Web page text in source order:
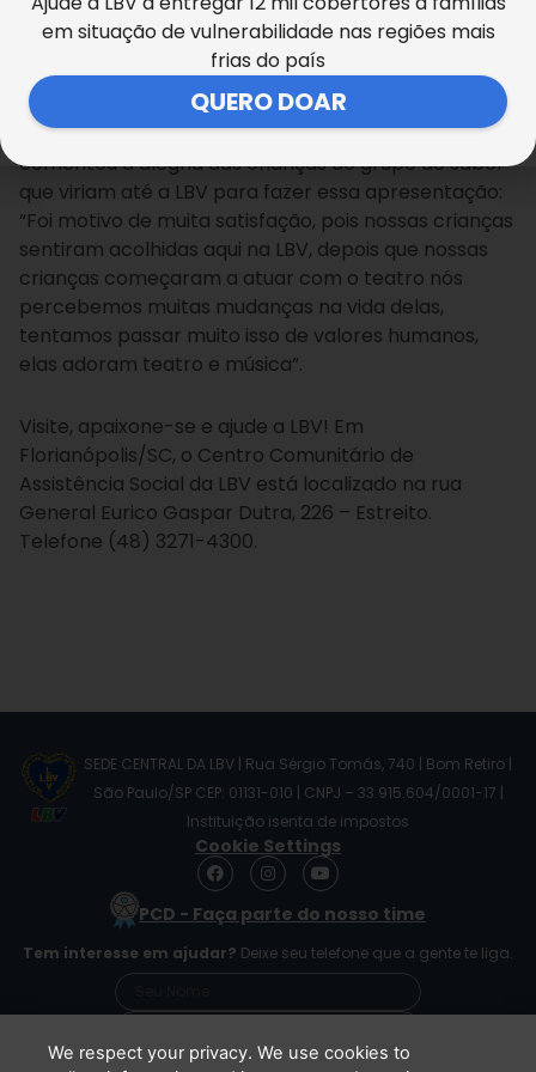
mostrando que tudo pode ser modificado, só
depende de nós”, ressaltou a educadora social da
LBV, Fernanda da Silva.
A diretora do grupo CEAFIS, Maria do Carmo Pereira,
comentou a alegria das crianças do grupo ao saber
que viriam até a LBV para fazer essa apresentação:
“Foi motivo de muita satisfação, pois nossas crianças
sentiram acolhidas aqui na LBV, depois que nossas
crianças começaram a atuar com o teatro nós
percebemos muitas mudanças na vida delas,
tentamos passar muito isso de valores humanos,
elas adoram teatro e música”.
Visite, apaixone-se e ajude a LBV! Em
Florianópolis/SC, o Centro Comunitário de
Assistência Social da LBV está localizado na rua
General Eurico Gaspar Dutra, 226 – Estreito.
Telefone (48) 3271-4300.
SEDE CENTRAL DA LBV | Rua Sérgio Tomás, 740 | Bom Retiro |
São Paulo/SP CEP: 01131-010 | CNPJ – 33.915.604/0001-17 |
Instituição isenta de impostos
Cookie Settings
F
a
e
o
o
I
n
s
t
g
r
m
Y
o
t
b
e
PCD - Faça parte do nosso time
Tem interesse em ajudar? Deixe seu telefone que a gente te liga.
We respect your privacy. We use cookies to
em situação de vulnerabilidade nas regiões mais
frias do país
QUERO DOAR